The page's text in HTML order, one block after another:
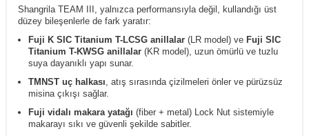
Shangrila TEAM III, yalnızca performansıyla değil, kullandığı üst
düzey bileşenlerle de fark yaratır:
Fuji K SIC Titanium T-LCSG anillalar (LR model) ve Fuji SIC
Titanium T-KWSG anillalar (KR model), uzun ömürlü ve tuzlu
suya dayanıklı yapı sunar.
TMNST uç halkası , atış sırasında çizilmeleri önler ve pürüzsüz
misina çıkışı sağlar.
Fuji vidalı makara yatağı (fiber + metal) Lock Nut sistemiyle
makarayı sıkı ve güvenli şekilde sabitler.